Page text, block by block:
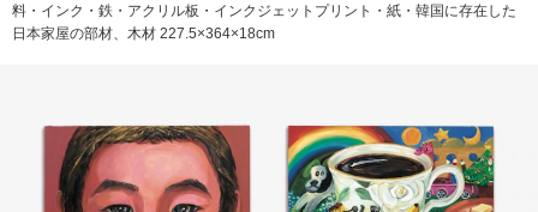
料・インク・鉄・アクリル板・インクジェットプリント・紙・韓国に存在した
日本家屋の部材、木材 227.5×364×18cm